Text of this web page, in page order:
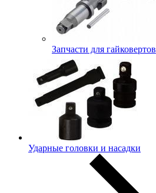
Запчасти для гайковертов
Ударные головки и насадки